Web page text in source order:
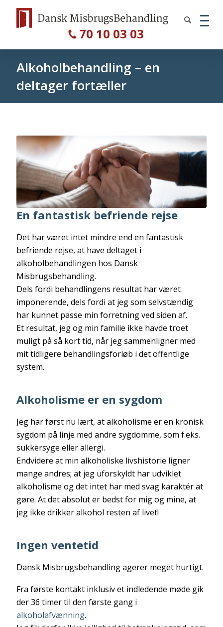
70 10 03 03
Alkoholbehandling – en
deltager fortæller
En fantastisk befriende rejse
Det har været intet mindre end en fantastisk
befriende rejse, at have deltaget i
alkoholbehandlingen hos Dansk
Misbrugsbehandling.
Dels fordi behandlingens resultat har været
imponerende, dels fordi at jeg som selvstændig
har kunnet passe min forretning ved siden af.
Et resultat, jeg og min familie ikke havde troet
muligt på så kort tid, når jeg sammenligner med
mit tidligere behandlingsforløb i det offentlige
system.
Alkoholisme er en sygdom
Jeg har først nu lært, at alkoholisme er en kronisk
sygdom på linje med andre sygdomme, som f.eks.
sukkersyge eller allergi.
Endvidere at min alkoholiske livshistorie ligner
mange andres; at jeg uforskyldt har udviklet
alkoholisme og det intet har med svag karaktér at
gøre. At det absolut er bedst for mig og mine, at
jeg ikke drikker alkohol resten af livet!
Ingen ventetid
Dansk Misbrugsbehandling agerer meget hurtigt.
Fra første kontakt inklusiv et indledende møde gik
der 36 timer til den første gang i
alkoholafvænning.